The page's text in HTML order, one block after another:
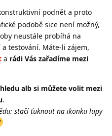
podnět a proto
podobě sice není možný,
neustále probíhá na
testování. Máte-li zájem,
a rádi Vás zařadíme mezi
alb si můžete volit mezi
.
stačí ťuknout na ikonku lupy